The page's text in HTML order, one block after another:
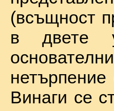
(всъщност
в двете
Винаги се